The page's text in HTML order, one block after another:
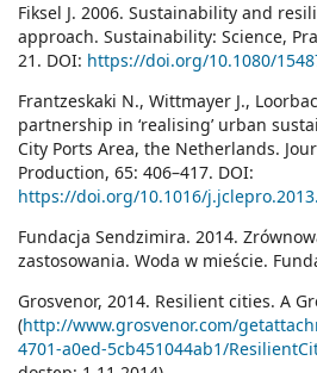
Fiksel J. 2006. Sustainability and
approach. Sustainability: Science,
21. DOI: https://doi.org/10.1080/
Frantzeskaki N., Wittmayer J.,
partnership in ‘realising’ urban
City Ports Area, the Netherlands.
Production, 65: 406–417. DOI:
https://doi.org/10.1016/
Fundacja Sendzimira. 2014.
zastosowania. Woda w mieście.
Grosvenor, 2014. Resilient cities. A
(http://www.grosvenor.com/
4701-a0ed-5cb451044ab1/